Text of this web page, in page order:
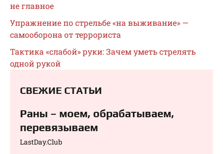
не главное
Упражнение по стрельбе «на выживание» —
самооборона от террориста
Тактика «слабой» руки: Зачем уметь стрелять
одной рукой
СВЕЖИЕ СТАТЬИ
Раны – моем, обрабатываем,
перевязываем⁠⁠
LastDay.Club